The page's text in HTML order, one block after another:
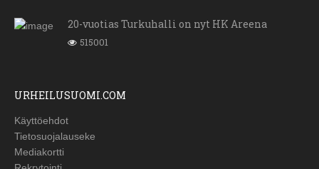
20-vuotias Turkuhalli on nyt HK Areena
515001
URHEILUSUOMI.COM
Käyttöehdot
Tietosuojalauseke
Mediakortti